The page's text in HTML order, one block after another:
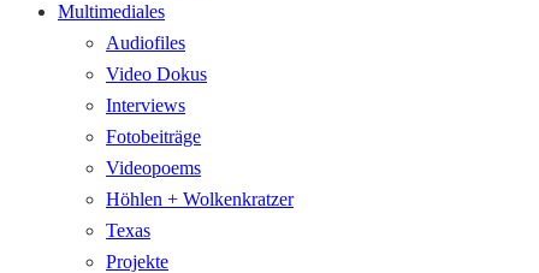
Multimediales
Audiofiles
Video Dokus
Interviews
Fotobeiträge
Videopoems
Höhlen + Wolkenkratzer
Texas
Projekte